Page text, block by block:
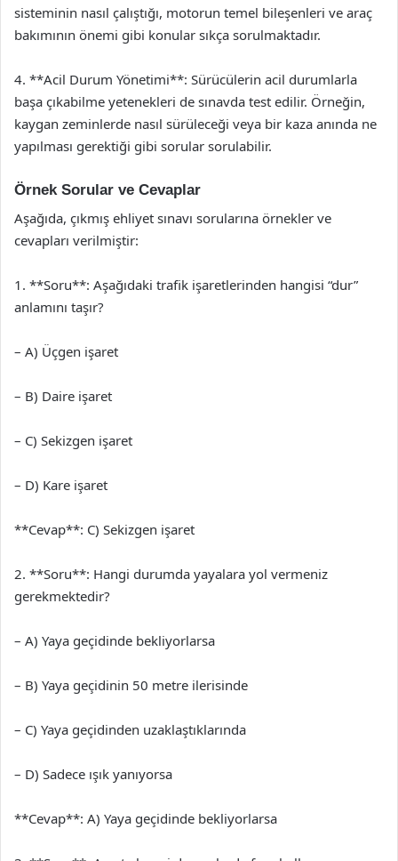
sisteminin nasıl çalıştığı, motorun temel bileşenleri ve araç
bakımının önemi gibi konular sıkça sorulmaktadır.
4. **Acil Durum Yönetimi**: Sürücülerin acil durumlarla
başa çıkabilme yetenekleri de sınavda test edilir. Örneğin,
kaygan zeminlerde nasıl sürüleceği veya bir kaza anında ne
yapılması gerektiği gibi sorular sorulabilir.
Örnek Sorular ve Cevaplar
Aşağıda, çıkmış ehliyet sınavı sorularına örnekler ve
cevapları verilmiştir:
1. **Soru**: Aşağıdaki trafik işaretlerinden hangisi “dur”
anlamını taşır?
– A) Üçgen işaret
– B) Daire işaret
– C) Sekizgen işaret
– D) Kare işaret
**Cevap**: C) Sekizgen işaret
2. **Soru**: Hangi durumda yayalara yol vermeniz
gerekmektedir?
– A) Yaya geçidinde bekliyorlarsa
– B) Yaya geçidinin 50 metre ilerisinde
– C) Yaya geçidinden uzaklaştıklarında
– D) Sadece ışık yanıyorsa
**Cevap**: A) Yaya geçidinde bekliyorlarsa